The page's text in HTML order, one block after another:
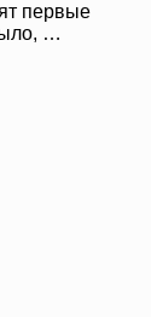
первые
…